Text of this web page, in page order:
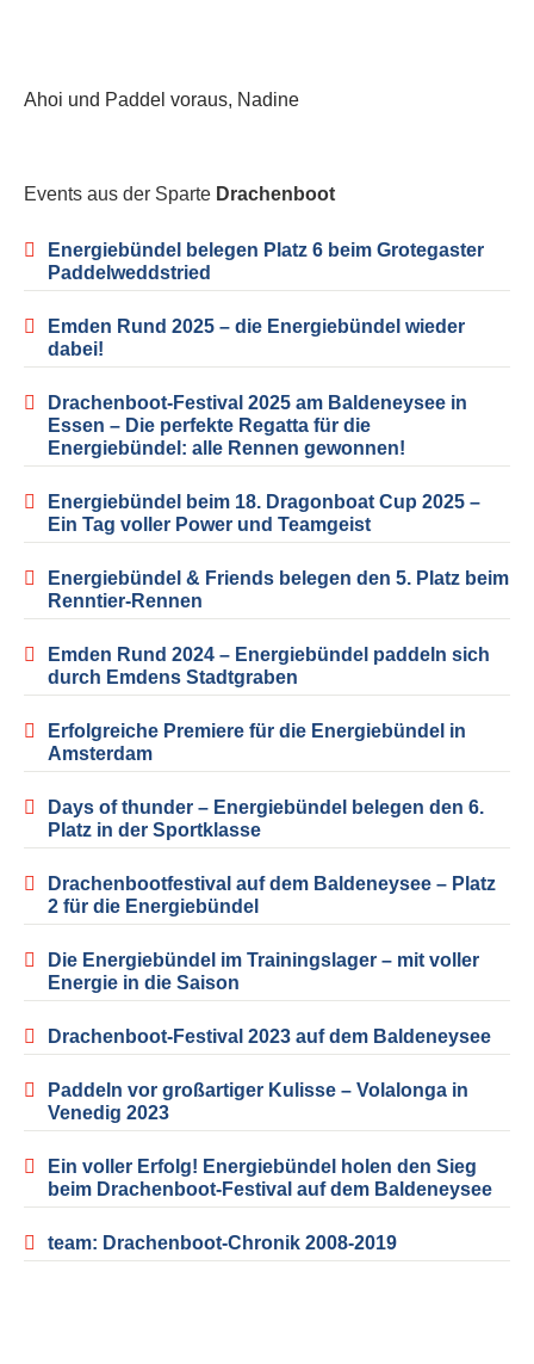
Ahoi und Paddel voraus, Nadine
Events aus der Sparte Drachenboot
Energiebündel belegen Platz 6 beim Grotegaster
Paddelweddstried
Emden Rund 2025 – die Energiebündel wieder
dabei!
Drachenboot-Festival 2025 am Baldeneysee in
Essen – Die perfekte Regatta für die
Energiebündel: alle Rennen gewonnen!
Energiebündel beim 18. Dragonboat Cup 2025 –
Ein Tag voller Power und Teamgeist
Energiebündel & Friends belegen den 5. Platz beim
Renntier-Rennen
Emden Rund 2024 – Energiebündel paddeln sich
durch Emdens Stadtgraben
Erfolgreiche Premiere für die Energiebündel in
Amsterdam
Days of thunder – Energiebündel belegen den 6.
Platz in der Sportklasse
Drachenbootfestival auf dem Baldeneysee – Platz
2 für die Energiebündel
Die Energiebündel im Trainingslager – mit voller
Energie in die Saison
Drachenboot-Festival 2023 auf dem Baldeneysee
Paddeln vor großartiger Kulisse – Volalonga in
Venedig 2023
Ein voller Erfolg! Energiebündel holen den Sieg
beim Drachenboot-Festival auf dem Baldeneysee
team: Drachenboot-Chronik 2008-2019